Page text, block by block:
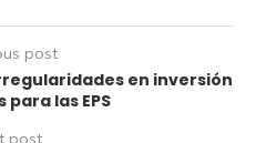
post
en inversión
las EPS
post